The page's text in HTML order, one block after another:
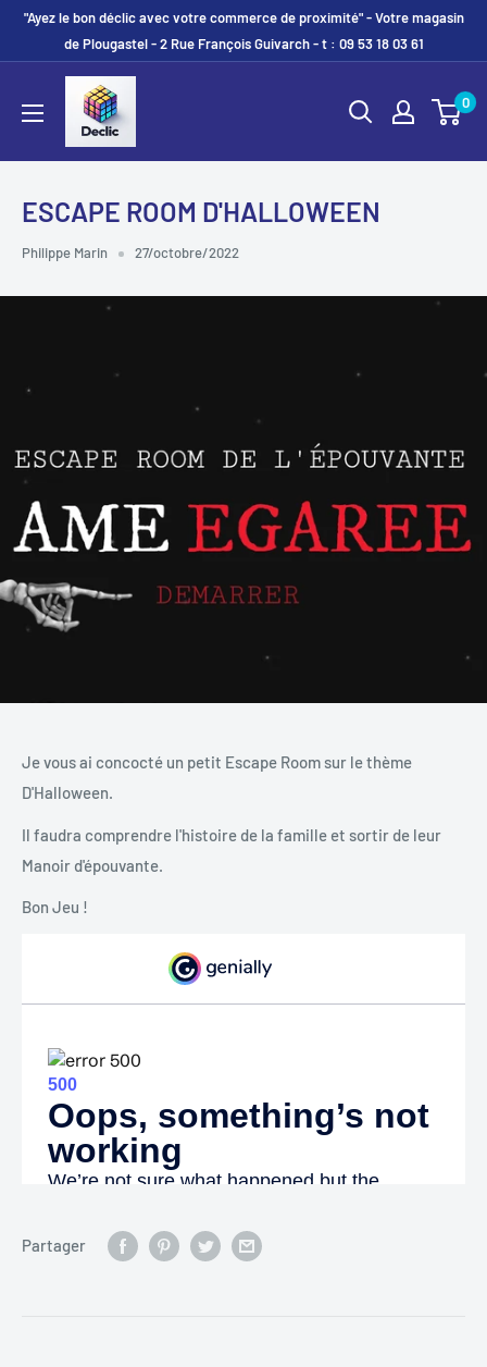
"Ayez le bon déclic avec votre commerce de proximité" - Votre magasin
de Plougastel - 2 Rue François Guivarch - t : 09 53 18 03 61
0
ESCAPE ROOM D'HALLOWEEN
Philippe Marin 27/octobre/2022
Je vous ai concocté un petit Escape Room sur le thème
D'Halloween.
Il faudra comprendre l'histoire de la famille et sortir de leur
Manoir d'épouvante.
Bon Jeu !
Partager